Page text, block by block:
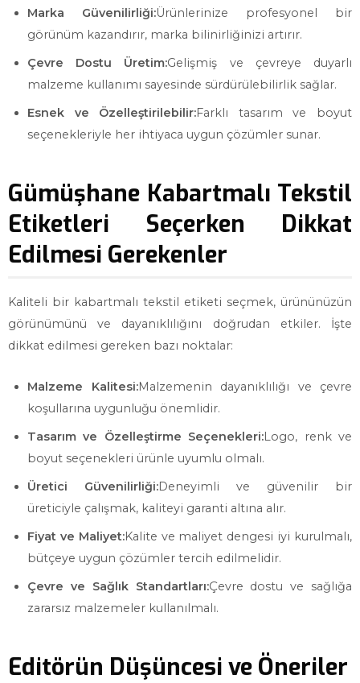
Marka Güvenilirliği:Ürünlerinize profesyonel bir
görünüm kazandırır, marka bilinirliğinizi artırır.
Çevre Dostu Üretim:Gelişmiş ve çevreye duyarlı
malzeme kullanımı sayesinde sürdürülebilirlik sağlar.
Esnek ve Özelleştirilebilir:Farklı tasarım ve boyut
seçenekleriyle her ihtiyaca uygun çözümler sunar.
Gümüşhane Kabartmalı Tekstil
Etiketleri Seçerken Dikkat
Edilmesi Gerekenler
Kaliteli bir kabartmalı tekstil etiketi seçmek, ürününüzün
görünümünü ve dayanıklılığını doğrudan etkiler. İşte
dikkat edilmesi gereken bazı noktalar:
Malzeme Kalitesi:Malzemenin dayanıklılığı ve çevre
koşullarına uygunluğu önemlidir.
Tasarım ve Özelleştirme Seçenekleri:Logo, renk ve
boyut seçenekleri ürünle uyumlu olmalı.
Üretici Güvenilirliği:Deneyimli ve güvenilir bir
üreticiyle çalışmak, kaliteyi garanti altına alır.
Fiyat ve Maliyet:Kalite ve maliyet dengesi iyi kurulmalı,
bütçeye uygun çözümler tercih edilmelidir.
Çevre ve Sağlık Standartları:Çevre dostu ve sağlığa
zararsız malzemeler kullanılmalı.
Editörün Düşüncesi ve Öneriler